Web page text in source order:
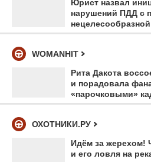
Юрист назвал
нарушений ПДД с
нецелесообразной
WOMANHIT
Рита Дакота
и порадовала
«парочковыми»
ОХОТНИКИ.РУ
Идём за жерехом!
и его ловля на